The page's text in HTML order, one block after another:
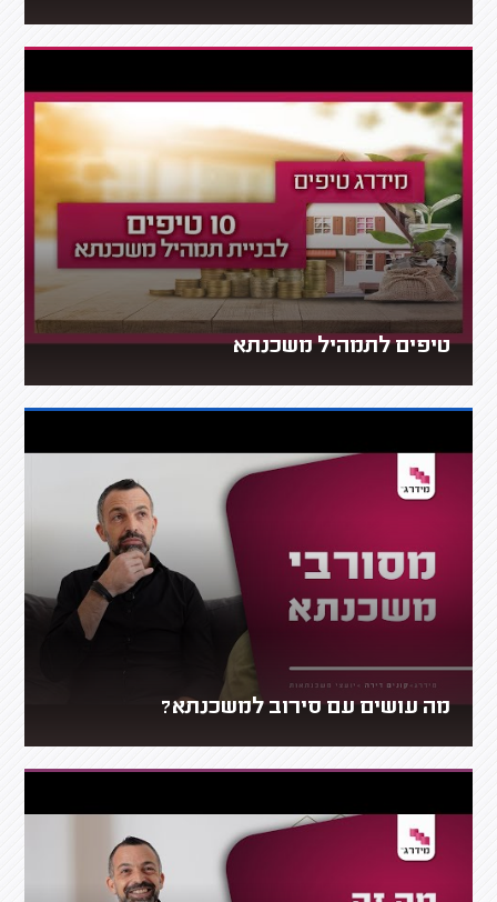
טיפים לתמהיל משכנתא
מה עושים עם סירוב למשכנתא?